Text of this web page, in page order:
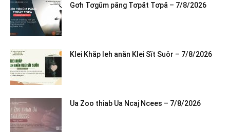
Gơh Tơgŭm păng Tơpăt Tơpă – 7/8/2026
Klei Khăp leh anăn Klei Sĭt Suôr – 7/8/2026
Ua Zoo thiab Ua Ncaj Ncees – 7/8/2026